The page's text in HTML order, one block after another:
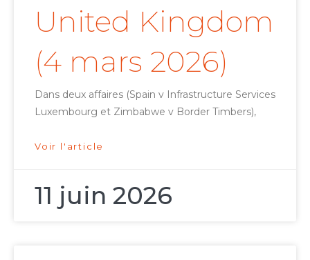
United Kingdom
(4 mars 2026)
Dans deux affaires (Spain v Infrastructure Services
Luxembourg et Zimbabwe v Border Timbers),
Voir l'article
11 juin 2026